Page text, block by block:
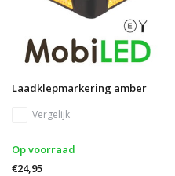
Laadklepmarkering amber
Vergelijk
Op voorraad
€24,95